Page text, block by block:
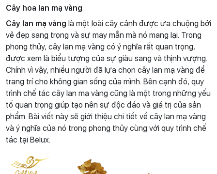
Cây hoa lan mạ vàng
Cây lan mạ vàng là một loài cây cảnh được ưa chuộng bởi
vẻ đẹp sang trọng và sự may mắn mà nó mang lại. Trong
phong thủy, cây lan mạ vàng có ý nghĩa rất quan trọng,
được xem là biểu tượng của sự giàu sang và thịnh vượng.
Chính vì vậy, nhiều người đã lựa chọn cây lan mạ vàng để
trang trí cho không gian sống của mình. Bên cạnh đó, quy
trình chế tác cây lan mạ vàng cũng là một trong những yếu
tố quan trọng giúp tạo nên sự độc đáo và giá trị của sản
phẩm. Bài viết này sẽ giới thiệu chi tiết về cây lan mạ vàng
và ý nghĩa của nó trong phong thủy cùng với quy trình chế
tác tại Belux.